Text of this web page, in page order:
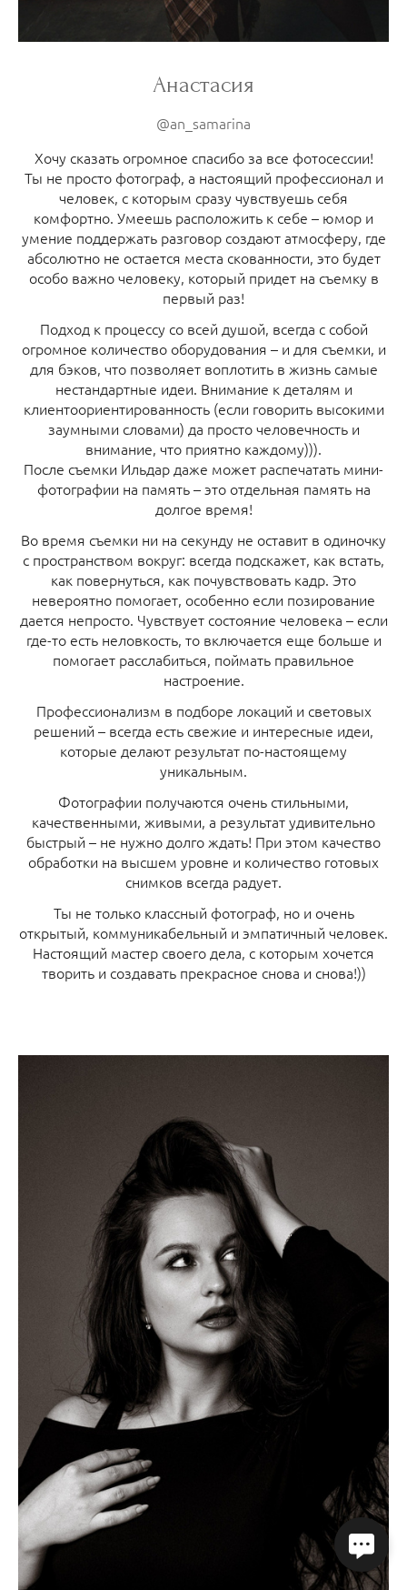
Анастасия
@an_samarina
Хочу сказать огромное спасибо за все фотосессии!
Ты не просто фотограф, а настоящий профессионал и
человек, с которым сразу чувствуешь себя
комфортно. Умеешь расположить к себе – юмор и
умение поддержать разговор создают атмосферу, где
абсолютно не остается места скованности, это будет
особо важно человеку, который придет на съемку в
первый раз!
Подход к процессу со всей душой, всегда с собой
огромное количество оборудования – и для съемки, и
для бэков, что позволяет воплотить в жизнь самые
нестандартные идеи. Внимание к деталям и
клиентоориентированность (если говорить высокими
заумными словами) да просто человечность и
внимание, что приятно каждому))).
После съемки Ильдар даже может распечатать мини-
фотографии на память – это отдельная память на
долгое время!
Во время съемки ни на секунду не оставит в одиночку
с пространством вокруг: всегда подскажет, как встать,
как повернуться, как почувствовать кадр. Это
невероятно помогает, особенно если позирование
дается непросто. Чувствует состояние человека – если
где-то есть неловкость, то включается еще больше и
помогает расслабиться, поймать правильное
настроение.
Профессионализм в подборе локаций и световых
решений – всегда есть свежие и интересные идеи,
которые делают результат по-настоящему
уникальным.
Фотографии получаются очень стильными,
качественными, живыми, а результат удивительно
быстрый – не нужно долго ждать! При этом качество
обработки на высшем уровне и количество готовых
снимков всегда радует.
Ты не только классный фотограф, но и очень
открытый, коммуникабельный и эмпатичный человек.
Настоящий мастер своего дела, с которым хочется
творить и создавать прекрасное снова и снова!))